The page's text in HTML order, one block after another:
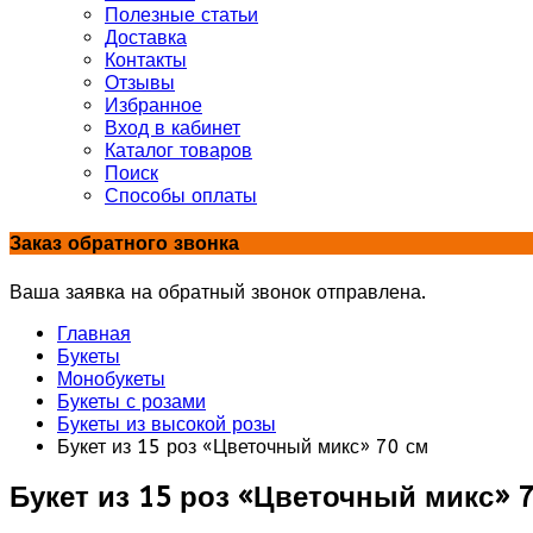
Полезные статьи
Доставка
Контакты
Отзывы
Избранное
Вход в кабинет
Каталог товаров
Поиск
Способы оплаты
Заказ обратного звонка
Ваша заявка на обратный звонок отправлена.
Главная
Букеты
Монобукеты
Букеты с розами
Букеты из высокой розы
Букет из 15 роз «Цветочный микс» 70 см
Букет из 15 роз «Цветочный микс»